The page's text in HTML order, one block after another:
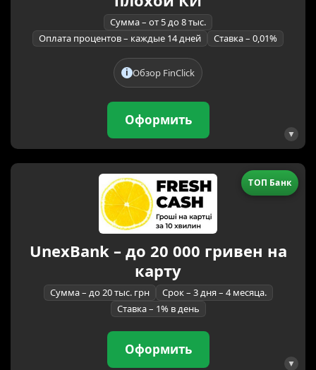
Сумма – от 5 до 8 тыс.
Оплата процентов – каждые 14 дней
Ставка – 0,01%
Обзор FinClick
Оформить
ТОП Банк
UnexBank – до 20 000 гривен на
карту
Сумма – до 20 тыс. грн
Срок – 3 дня – 4 месяца.
Ставка – 1% в день
Оформить